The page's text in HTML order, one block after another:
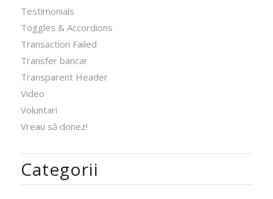
Testimonials
Toggles & Accordions
Transaction Failed
Transfer bancar
Transparent Header
Video
Voluntari
Vreau să donez!
Categorii